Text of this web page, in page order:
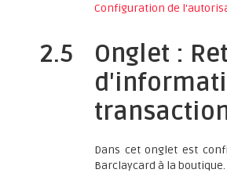
Configuration de
2.5
Onglet :
Dans cet onglet est
Barclaycard à la boutique.